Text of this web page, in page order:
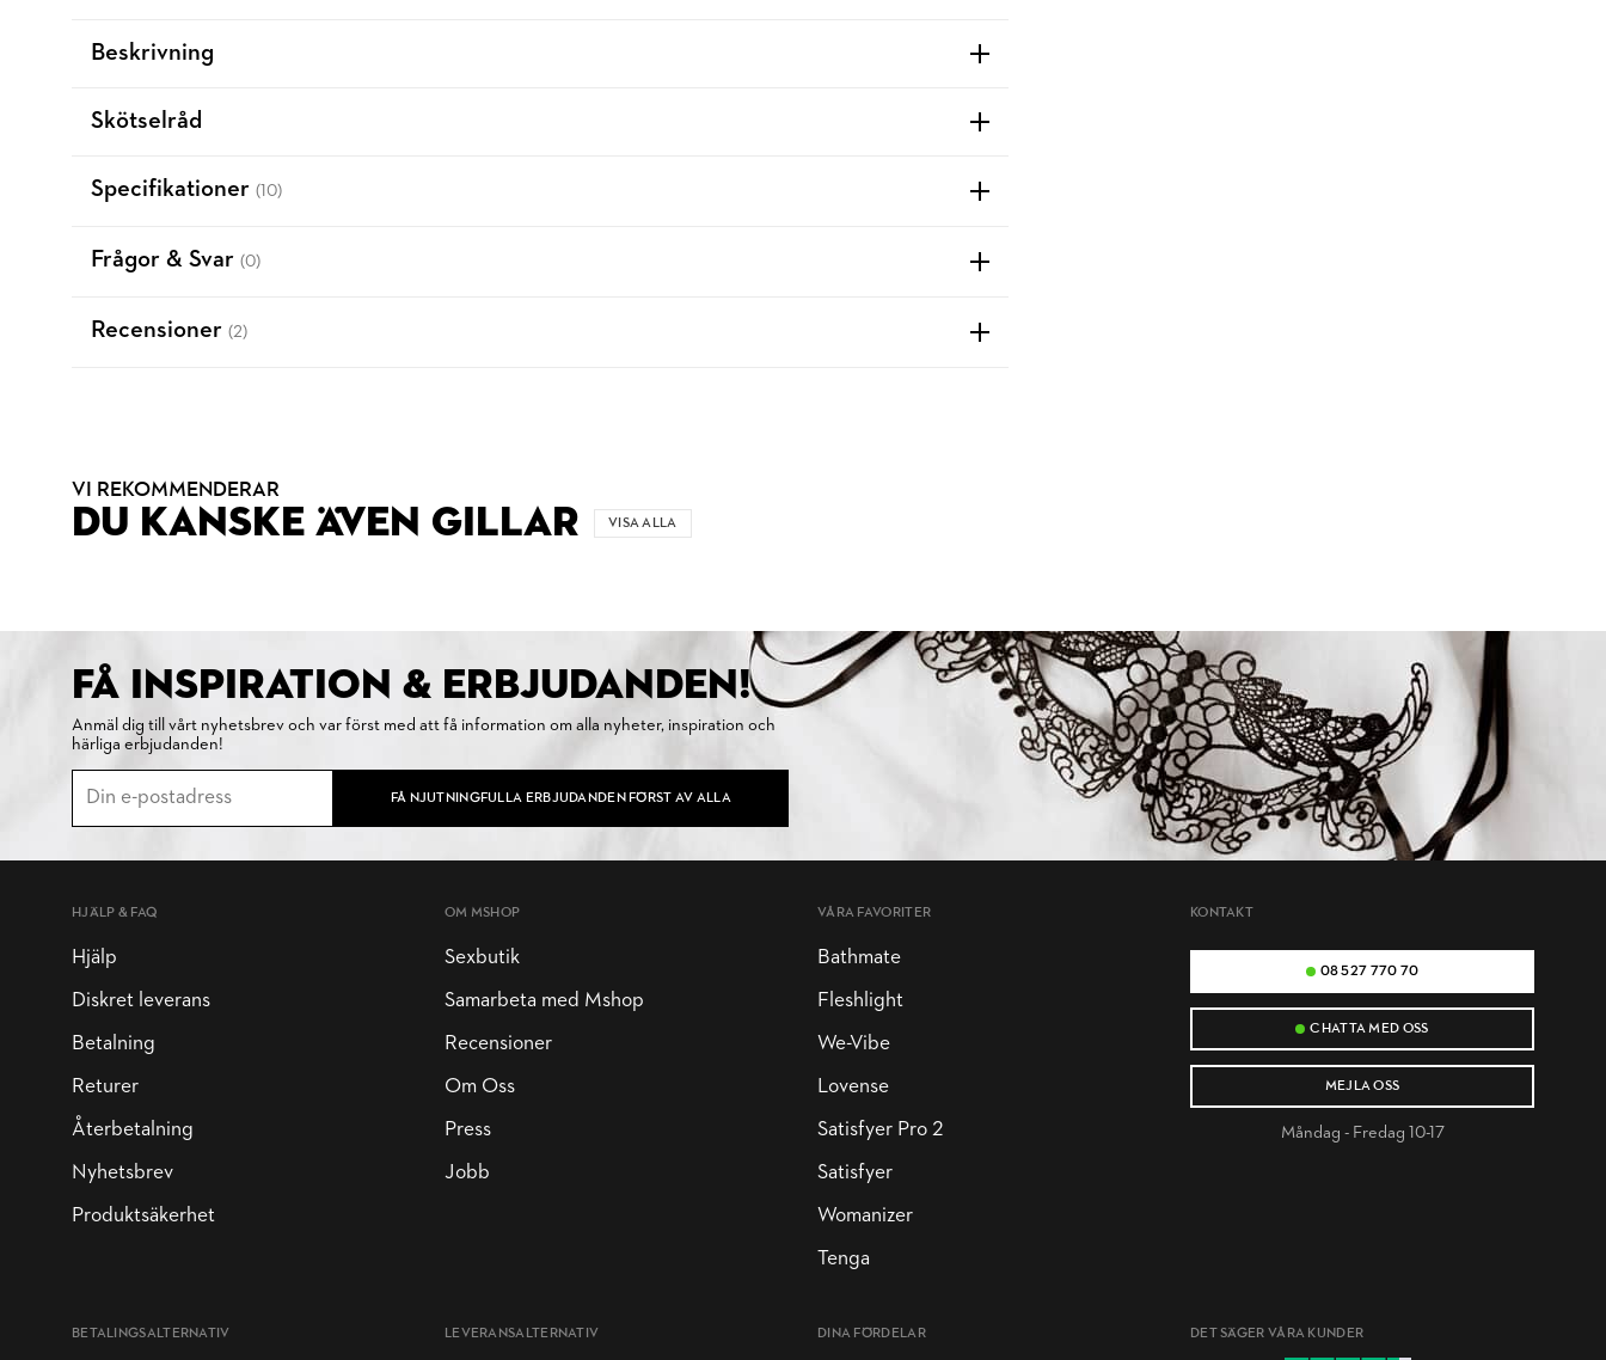
Beskrivning
Skötselråd
Specifikationer (10)
Frågor & Svar (0)
Recensioner (2)
VI REKOMMENDERAR
DU KANSKE ÄVEN GILLAR VISA ALLA
FÅ INSPIRATION & ERBJUDANDEN!
Anmäl dig till vårt nyhetsbrev och var först med att få information om alla nyheter, inspiration och
härliga erbjudanden!
FÅ NJUTNINGFULLA ERBJUDANDEN FÖRST AV ALLA
KONTAKT
08 527 770 70
CHATTA MED OSS
MEJLA OSS
Måndag - Fredag 10-17
HJÄLP & FAQ
Hjälp
Diskret leverans
Betalning
Returer
Återbetalning
Nyhetsbrev
Produktsäkerhet
OM MSHOP
Sexbutik
Samarbeta med Mshop
Recensioner
Om Oss
Press
Jobb
VÅRA FAVORITER
Bathmate
Fleshlight
We-Vibe
Lovense
Satisfyer Pro 2
Satisfyer
Womanizer
Tenga
DINA FÖRDELAR
BETALINGSALTERNATIV LEVERANSALTERNATIV DET SÄGER VÅRA KUNDER